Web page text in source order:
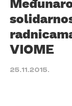
VIOME
25.11.2015.